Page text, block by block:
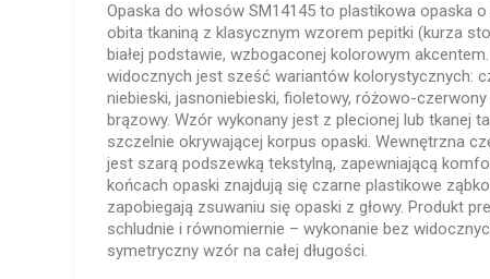
Opaska do włosów SM14145 to plastikowa opaska
obita tkaniną z klasycznym wzorem pepitki (kurza
białej podstawie, wzbogaconej kolorowym
widocznych jest sześć wariantów kolorystycznych:
niebieski, jasnoniebieski, fioletowy, różowo-
brązowy. Wzór wykonany jest z plecionej lub tkanej
szczelnie okrywającej korpus opaski. Wewnętrzna
jest szarą podszewką tekstylną, zapewniającą
końcach opaski znajdują się czarne plastikowe
zapobiegają zsuwaniu się opaski z głowy. Produkt
schludnie i równomiernie – wykonanie bez
symetryczny wzór na całej długości.